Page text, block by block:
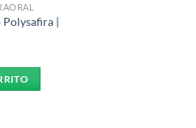
Polysafira |